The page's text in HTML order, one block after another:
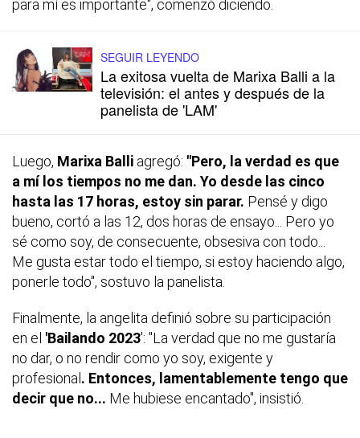
para mí es importante", comenzó diciendo.
SEGUIR LEYENDO
La exitosa vuelta de Marixa Balli a la
televisión: el antes y después de la
panelista de 'LAM'
Luego, Marixa Balli agregó: "Pero, la verdad es que
a mí los tiempos no me dan. Yo desde las cinco
hasta las 17 horas, estoy sin parar. Pensé y digo
bueno, cortó a las 12, dos horas de ensayo... Pero yo
sé como soy, de consecuente, obsesiva con todo...
Me gusta estar todo el tiempo, si estoy haciendo algo,
ponerle todo", sostuvo la panelista.
Finalmente, la angelita definió sobre su participación
en el 'Bailando 2023': "La verdad que no me gustaría
no dar, o no rendir como yo soy, exigente y
profesional . Entonces, lamentablemente tengo que
decir que no... Me hubiese encantado", insistió.